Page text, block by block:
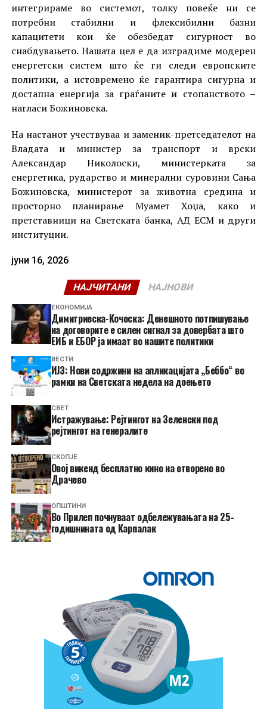
интегрираме во системот, толку повеќе ни се
потребни стабилни и флексибилни базни
капацитети кои ќе обезбедат сигурност во
снабдувањето. Нашата цел е да изградиме модерен
енергетски систем што ќе ги следи европските
политики, а истовремено ќе гарантира сигурна и
достапна енергија за граѓаните и стопанството –
нагласи Божиновска.
На настанот учествуваа и заменик-претседателот на
Владата и министер за транспорт и врски
Александар Николоски, министерката за
енергетика, рударство и минерални суровини Сања
Божиновска, министерот за животна средина и
просторно планирање Муамет Хоџа, како и
претставници на Светската банка, АД ЕСМ и други
институции.
јуни 16, 2026
НАЈЧИТАНИ НАЈНОВИ
ЕКОНОМИЈА
Димитриеска-Кочоска: Денешното потпишување
на договорите е силен сигнал за довербата што
ЕИБ и ЕБОР ја имаат во нашите политики
ВЕСТИ
ИЈЗ: Нови содржини на апликацијата „Беббо“ во
рамки на Светската недела на доењето
СВЕТ
Истражување: Рејтингот на Зеленски под
рејтингот на генералите
СКОПЈЕ
​Овој викенд бесплатно кино на отворено во
Драчево
ОПШТИНИ
Во Прилеп почнуваат одбележувањата на 25-
годишнината од Карпалак